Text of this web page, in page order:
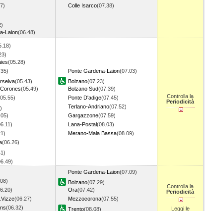
Laion(06.48)
Colle Isarco(07.38)
(05.28)
(05.43)
(05.49)
(06.26)
Ponte Gardena-Laion(07.03)
Bolzano(07.23)
Bolzano Sud(07.39)
Ponte D'adige(07.45)
Terlano-Andriano(07.52)
Gargazzone(07.59)
Lana-Postal(08.03)
Merano-Maia Bassa(08.09)
Controlla la
Periodicità
(06.27)
(06.32)
Ponte Gardena-Laion(07.09)
Bolzano(07.29)
Ora(07.42)
Mezzocorona(07.55)
Trento(08.08)
Controlla la
Periodicità
Leggi le